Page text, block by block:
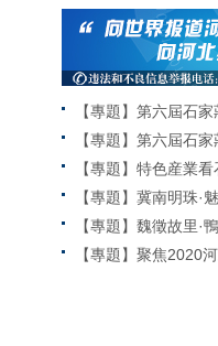
【專題】第六屆石
【專題】第六屆石
【專題】特色産業
【專題】冀南明珠·
【專題】魏徵故里·
【專題】聚焦2020